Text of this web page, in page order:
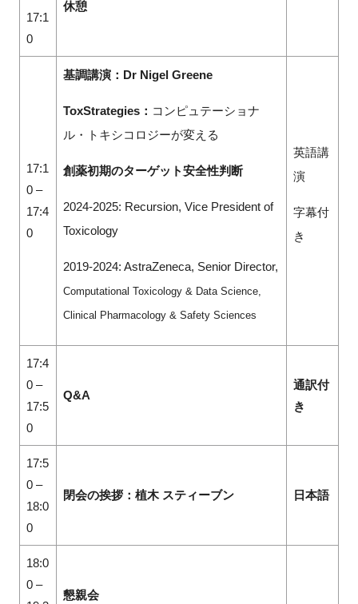
17:1
0
休憩
17:1
0 –
17:4
0
基調講演：Dr Nigel Greene
ToxStrategies： コンピュテーショナ
ル・トキシコロジーが変える
創薬初期のターゲット安全性判断
2024-2025: Recursion, Vice President of
Toxicology
2019-2024: AstraZeneca, Senior Director,
Computational Toxicology & Data Science,
Clinical Pharmacology & Safety Sciences
英語講
演
字幕付
き
17:4
0 –
17:5
0
Q&A
通訳付
き
17:5
0 –
18:0
0
閉会の挨拶：植木 スティーブン 日本語
18:0
0 –
懇親会